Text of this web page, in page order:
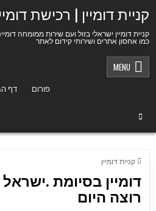
קניית דומיין | רכישת
קניית דומיין ישראלי בזול ועם שירות ממומחה
כמו אחסון אתרים ושירותי קידום לאתר
MENU
דף
פורום
POSTED
IN
קניית דומיין
דומיין בסיומת
רוצה היום